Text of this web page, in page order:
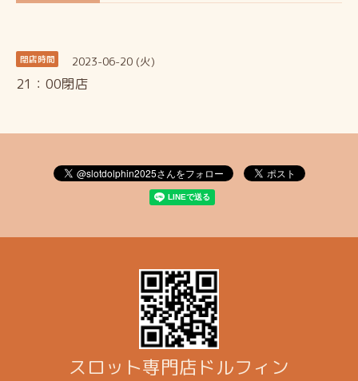
閉店時間 2023-06-20 (火)
21：00閉店
スロット専門店ドルフィン